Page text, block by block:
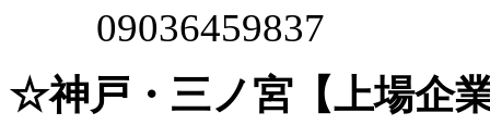
09036459837
☆神戸・三ノ宮【上場企